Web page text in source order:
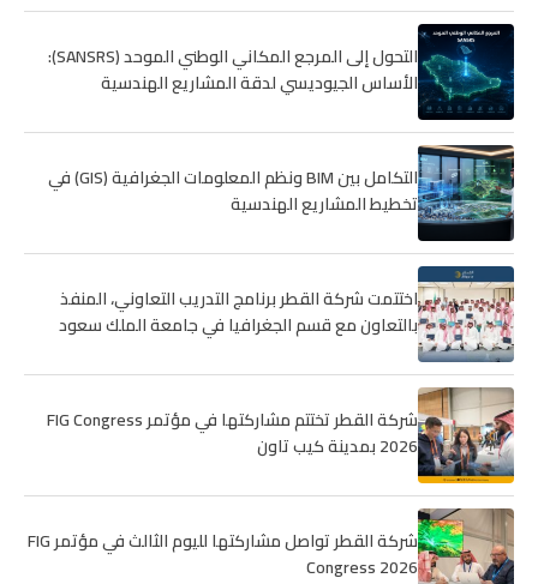
التحول إلى المرجع المكاني الوطني الموحد (SANSRS):
الأساس الجيوديسي لدقة المشاريع الهندسية
التكامل بين BIM ونظم المعلومات الجغرافية (GIS) في
تخطيط المشاريع الهندسية
اختتمت شركة القطر برنامج التدريب التعاوني، المنفذ
بالتعاون مع قسم الجغرافيا في جامعة الملك سعود
شركة القطر تختتم مشاركتها في مؤتمر FIG Congress
2026 بمدينة كيب تاون
شركة القطر تواصل مشاركتها لليوم الثالث في مؤتمر FIG
Congress 2026